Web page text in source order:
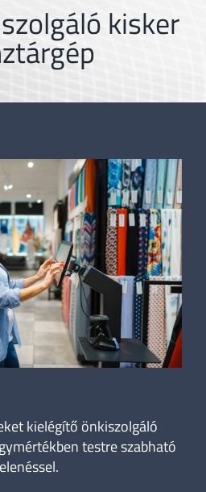
kisker
kielégítő önkiszolgáló
testre szabható